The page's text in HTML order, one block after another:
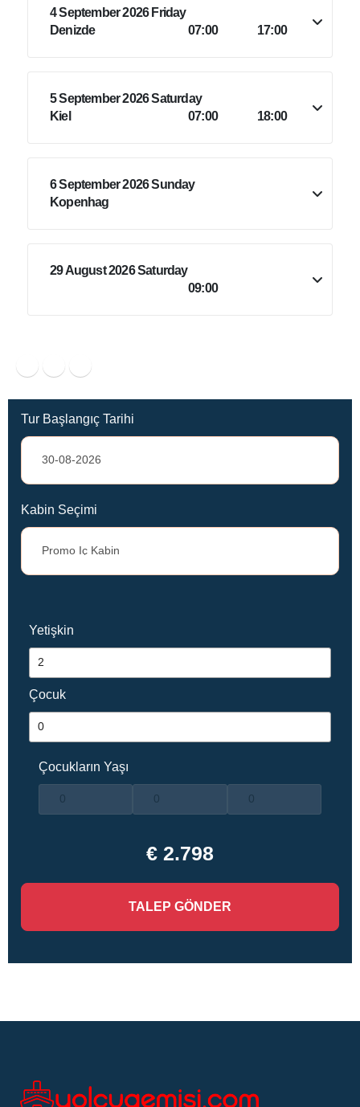
4 September 2026 Friday
Denizde
07:00 17:00
5 September 2026 Saturday
Kiel
07:00 18:00
6 September 2026 Sunday
Kopenhag
29 August 2026 Saturday
09:00
Tur Başlangıç Tarihi
Kabin Seçimi
Yetişkin
Çocuk
Çocukların Yaşı
€ 2.798